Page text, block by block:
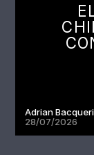
Adrian
28/07/2026